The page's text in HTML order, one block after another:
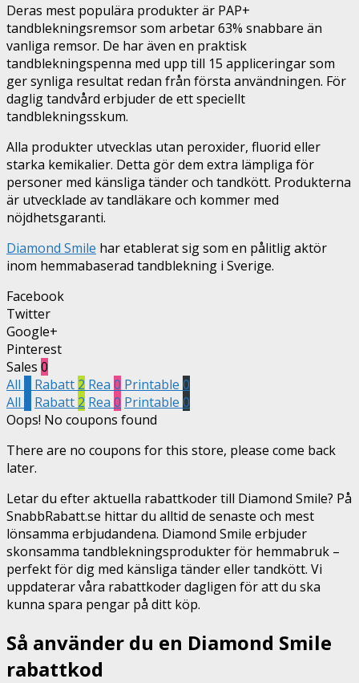
Deras mest populära produkter är PAP+
tandblekningsremsor som arbetar 63% snabbare än
vanliga remsor. De har även en praktisk
tandblekningspenna med upp till 15 appliceringar som
ger synliga resultat redan från första användningen. För
daglig tandvård erbjuder de ett speciellt
tandblekningsskum.
Alla produkter utvecklas utan peroxider, fluorid eller
starka kemikalier. Detta gör dem extra lämpliga för
personer med känsliga tänder och tandkött. Produkterna
är utvecklade av tandläkare och kommer med
nöjdhetsgaranti.
Diamond Smile har etablerat sig som en pålitlig aktör
inom hemmabaserad tandblekning i Sverige.
Facebook
Twitter
Google+
Pinterest
Sales 0
All
Rabatt 2 Rea 0 Printable 0
All
Rabatt 2 Rea 0 Printable 0
Oops! No coupons found
There are no coupons for this store, please come back
later.
Letar du efter aktuella rabattkoder till Diamond Smile? På
SnabbRabatt.se hittar du alltid de senaste och mest
lönsamma erbjudandena. Diamond Smile erbjuder
skonsamma tandblekningsprodukter för hemmabruk –
perfekt för dig med känsliga tänder eller tandkött. Vi
uppdaterar våra rabattkoder dagligen för att du ska
kunna spara pengar på ditt köp.
Så använder du en Diamond Smile
rabattkod